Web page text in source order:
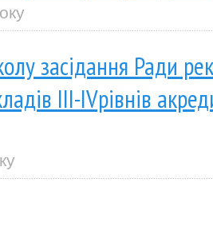
засідання Ради
III-IVрівнів